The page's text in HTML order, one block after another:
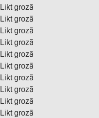
Likt grozā
Likt grozā
Likt grozā
Likt grozā
Likt grozā
Likt grozā
Likt grozā
Likt grozā
Likt grozā
Likt grozā